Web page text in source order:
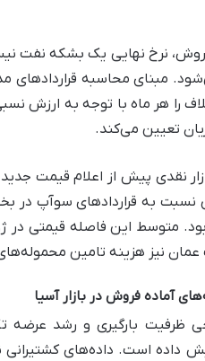
نرخ نهایی یک بشکه نفت
مبنای محاسبه
را هر ماه با توجه به ارزش
تعیین می‌کند.
نقدی پیش از اعلام قیمت
نیز هزینه تامین
آماده فروش در بازار آسیا
ظرفیت بارگیری و رشد